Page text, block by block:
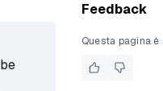
Feedback
Questa pagina